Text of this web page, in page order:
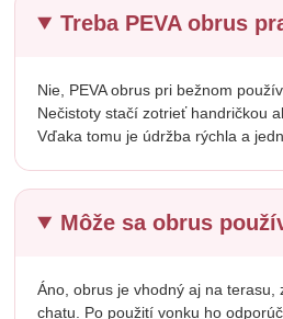
Treba PEVA obrus
Nie, PEVA obrus pri bežnom
Nečistoty stačí zotrieť handričkou
Vďaka tomu je údržba rýchla a
Môže sa obrus
Áno, obrus je vhodný aj na terasu,
chatu. Po použití vonku ho